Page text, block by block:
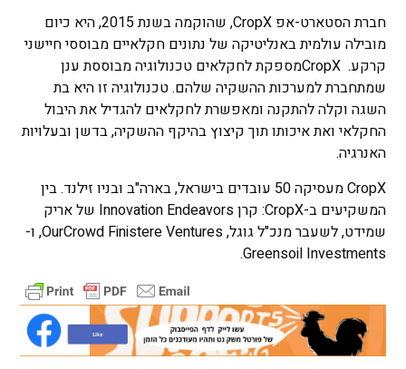
חברת הסטארט-אפ CropX, שהוקמה בשנת 2015, היא כיום
מובילה עולמית באנליטיקה של נתונים חקלאיים מבוססי חיישני
קרקע. CropXמספקת לחקלאים טכנולוגיה מבוססת ענן
שמתחברת למערכות ההשקיה שלהם. טכנולוגיה זו היא בת
השגה וקלה להתקנה ומאפשרת לחקלאים להגדיל את היבול
החקלאי ואת איכותו תוך קיצוץ בהיקף ההשקיה, בדשן ובעלויות
האנרגיה.
CropX מעסיקה 50 עובדים בישראל, בארה"ב ובניו זילנד. בין
המשקיעים ב-CropX: קרן Innovation Endeavors של אריק
שמידט, לשעבר מנכ"ל גוגל, OurCrowd Finistere Ventures, ו-
Greensoil Investments.